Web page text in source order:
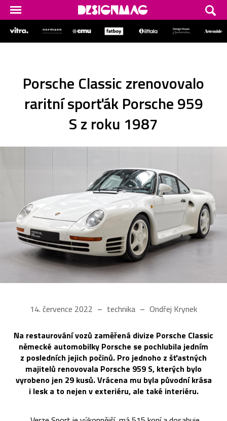
Porsche Classic zrenovovalo
raritní sporťák Porsche 959
S z roku 1987
14. července 2022 technika Ondřej Krynek
Na restaurování vozů zaměřená divize Porsche Classic
německé automobilky Porsche se pochlubila jedním
z posledních jejich počinů. Pro jednoho z šťastných
majitelů renovovala Porsche 959 S, kterých bylo
vyrobeno jen 29 kusů. Vrácena mu byla původní krása
i lesk a to nejen v exteriéru, ale také interiéru.